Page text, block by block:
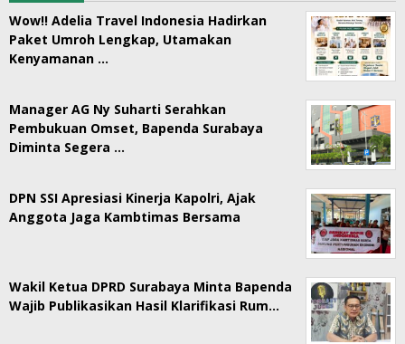
Wow!! Adelia Travel Indonesia Hadirkan
Paket Umroh Lengkap, Utamakan
Kenyamanan …
Manager AG Ny Suharti Serahkan
Pembukuan Omset, Bapenda Surabaya
Diminta Segera …
DPN SSI Apresiasi Kinerja Kapolri, Ajak
Anggota Jaga Kambtimas Bersama
Wakil Ketua DPRD Surabaya Minta Bapenda
Wajib Publikasikan Hasil Klarifikasi Rum…